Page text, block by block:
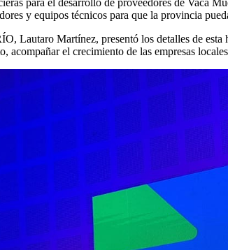
y equipos técnicos para que la provincia
Lautaro Martínez, presentó los detalles de
acompañar el crecimiento de las empresas